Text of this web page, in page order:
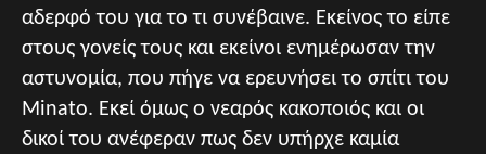
αδερφό του για το τι συνέβαινε. Εκείνος το είπε
στους γονείς τους και εκείνοι ενημέρωσαν την
αστυνομία, που πήγε να ερευνήσει το σπίτι του
Minato. Εκεί όμως ο νεαρός κακοποιός και οι
δικοί του ανέφεραν πως δεν υπήρχε καμία